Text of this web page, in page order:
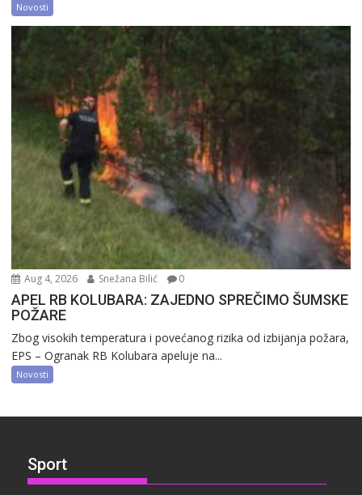
Novosti
Aug 4, 2026 Snežana Bilić 0
APEL RB KOLUBARA: ZAJEDNO SPREČIMO ŠUMSKE
POŽARE
Zbog visokih temperatura i povećanog rizika od izbijanja požara,
EPS – Ogranak RB Kolubara apeluje na...
Novosti
Sport